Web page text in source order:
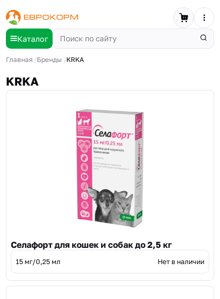
Каталог
Главная Бренды KRKA
KRKA
Селафорт для кошек и собак до 2,5 кг
15 мг/0,25 мл Нет в наличии